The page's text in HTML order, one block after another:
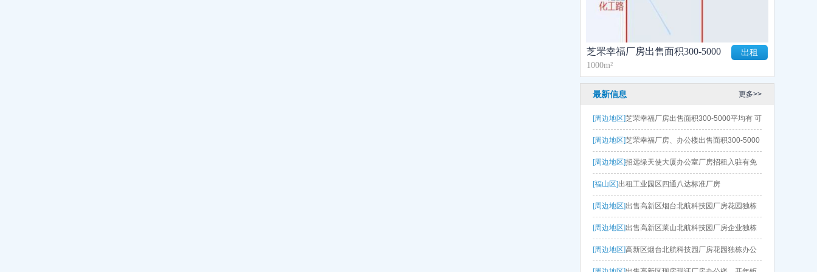
芝罘幸福厂房出售面积300-5000
平均有 可定制 可贷款钢结构厂
房、框架厂房
1000m²
出租
最新信息 更多>>
[周边地区]芝罘幸福厂房出售面积300-5000平均有 可
定制 可贷款钢结构厂房、框架厂房
[周边地区]芝罘幸福厂房、办公楼出售面积300-5000
平均有 可贷款钢结构厂房、框架厂房
[周边地区]招远绿天使大厦办公室厂房招租入驻有免
租期和优惠政策
[福山区]出租工业园区四通八达标准厂房
[周边地区]出售高新区烟台北航科技园厂房花园独栋
办公楼海景办公现房现证
[周边地区]出售高新区莱山北航科技园厂房企业独栋
办公楼海景办公楼300-3000平，开年钜惠
[周边地区]高新区烟台北航科技园厂房花园独栋办公